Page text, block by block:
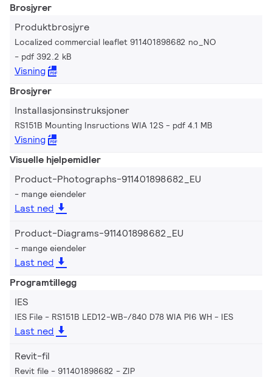
Brosjyrer
Produktbrosjyre
Localized commercial leaflet 911401898682 no_NO
pdf 392.2 kB
Visning
Brosjyrer
Installasjonsinstruksjoner
RS151B Mounting Insructions WIA 12S pdf 4.1 MB
Visning
Visuelle hjelpemidler
Product-Photographs-911401898682_EU
mange eiendeler
Last ned
Product-Diagrams-911401898682_EU
mange eiendeler
Last ned
Programtillegg
IES
IES File - RS151B LED12-WB-/840 D78 WIA PI6 WH IES
Last ned
Revit-fil
Revit file - 911401898682 ZIP